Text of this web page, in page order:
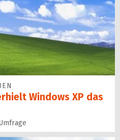
Windows XP das